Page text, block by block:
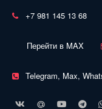
+7 981 145 13 68
Перейти в MAX
Telegram, Max,